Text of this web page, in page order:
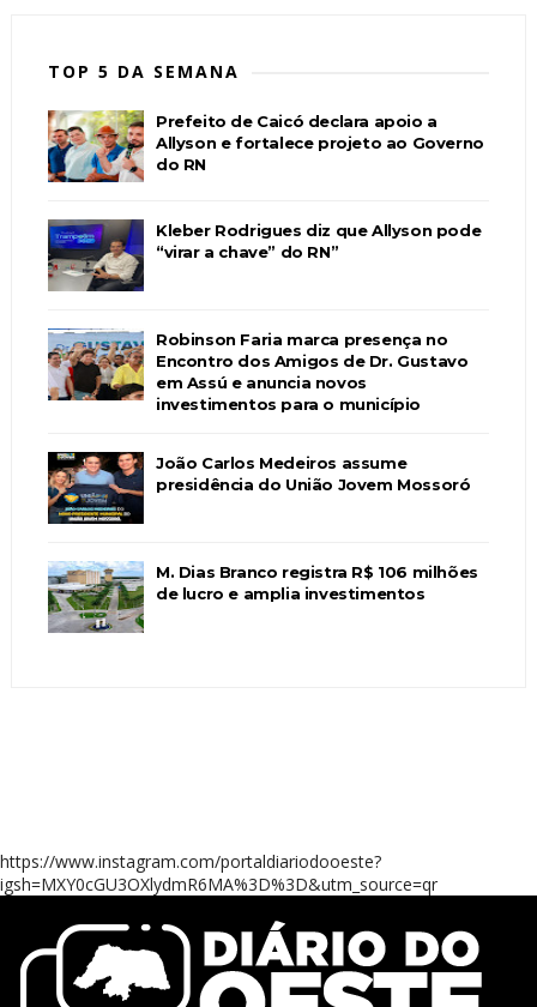
TOP 5 DA SEMANA
Prefeito de Caicó declara apoio a
Allyson e fortalece projeto ao Governo
do RN
Kleber Rodrigues diz que Allyson pode
“virar a chave” do RN”
Robinson Faria marca presença no
Encontro dos Amigos de Dr. Gustavo
em Assú e anuncia novos
investimentos para o município
João Carlos Medeiros assume
presidência do União Jovem Mossoró
M. Dias Branco registra R$ 106 milhões
de lucro e amplia investimentos
https://www.instagram.com/portaldiariodooeste?
igsh=MXY0cGU3OXlydmR6MA%3D%3D&utm_source=qr